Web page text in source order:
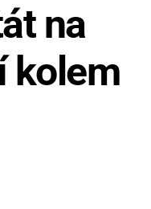
na
kolem